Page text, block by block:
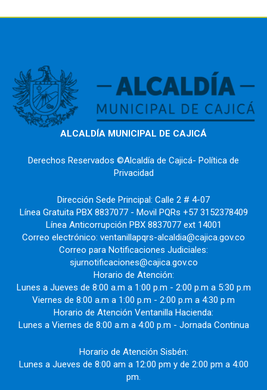
ALCALDÍA MUNICIPAL DE CAJICÁ
Derechos Reservados ©Alcaldía de Cajicá- Política de
Privacidad
Dirección Sede Principal: Calle 2 # 4-07
Línea Gratuita PBX 8837077 - Movil PQRs +57 3152378409
Línea Anticorrupción PBX 8837077 ext 14001
Correo electrónico: ventanillapqrs-alcaldia@cajica.gov.co
Correo para Notificaciones Judiciales:
sjurnotificaciones@cajica.gov.co
Horario de Atención:
Lunes a Jueves de 8:00 a.m a 1:00 p.m - 2:00 p.m a 5:30 p.m
Viernes de 8:00 a.m a 1:00 p.m - 2:00 p.m a 4:30 p.m
Horario de Atención Ventanilla Hacienda:
Lunes a Viernes de 8:00 a.m a 4:00 p.m - Jornada Continua
Horario de Atención Sisbén:
Lunes a Jueves de 8:00 am a 12:00 pm y de 2:00 pm a 4:00
pm.